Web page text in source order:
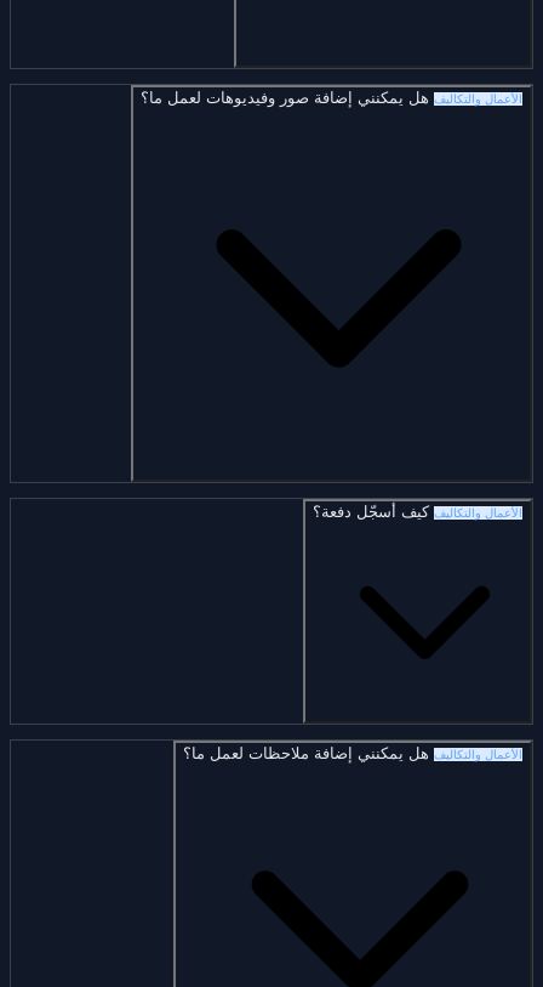
الأعمال والتكاليف هل يمكنني إضافة صور وفيديوهات لعمل ما؟
الأعمال والتكاليف كيف أسجّل دفعة؟
الأعمال والتكاليف هل يمكنني إضافة ملاحظات لعمل ما؟